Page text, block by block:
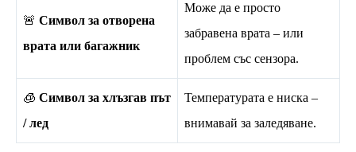
🚨 Символ за отворена
врата или багажник
Може да е просто
забравена врата – или
проблем със сензора.
🧊 Символ за хлъзгав път
/ лед
Температурата е ниска –
внимавай за заледяване.